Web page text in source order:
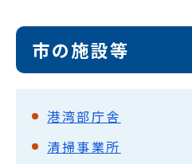
市の施設等
港湾部庁舎
清掃事業所